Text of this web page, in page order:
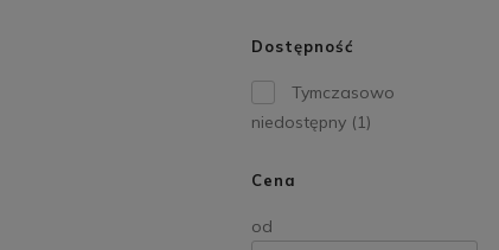
Dostępność
Tymczasowo
niedostępny (1)
Cena
od